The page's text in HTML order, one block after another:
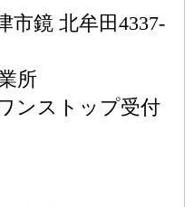
市鏡 北牟田4337-
所
ンストップ受付